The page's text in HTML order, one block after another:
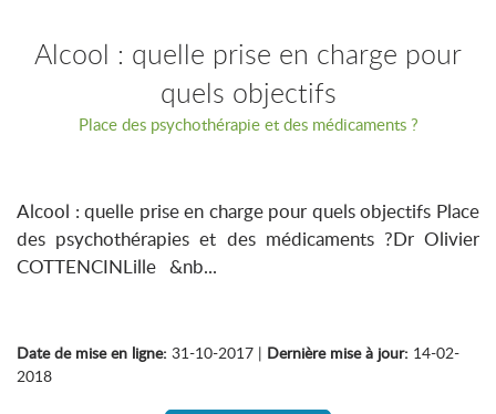
Alcool : quelle prise en charge pour
quels objectifs
Place des psychothérapie et des médicaments ?
Alcool : quelle prise en charge pour quels objectifs Place
des psychothérapies et des médicaments ?Dr Olivier
COTTENCINLille &nb...
Date de mise en ligne: 31-10-2017 | Dernière mise à jour: 14-02-
2018